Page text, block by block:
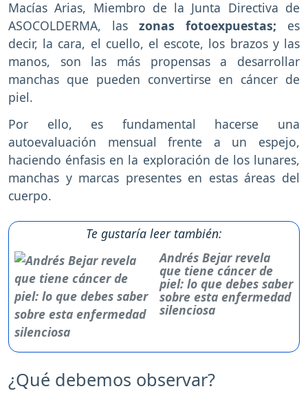
Macías Arias, Miembro de la Junta Directiva de
ASOCOLDERMA, las zonas fotoexpuestas; es
decir, la cara, el cuello, el escote, los brazos y las
manos, son las más propensas a desarrollar
manchas que pueden convertirse en cáncer de
piel.
Por ello, es fundamental hacerse una
autoevaluación mensual frente a un espejo,
haciendo énfasis en la exploración de los lunares,
manchas y marcas presentes en estas áreas del
cuerpo.
Te gustaría leer también:
Andrés Bejar revela
que tiene cáncer de
piel: lo que debes saber
sobre esta enfermedad
silenciosa
¿Qué debemos observar?